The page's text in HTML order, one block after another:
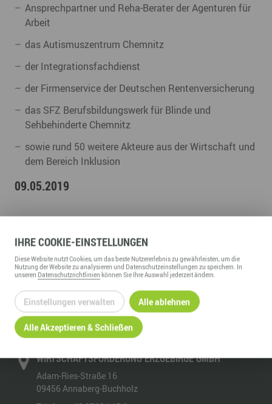
Ansprechpartner und Reha-Berater der Agenturen für
Arbeit
das Autismuszentrum Chemnitz
der Integrationsfachdienst
der Firmenservice der Deutschen Rentenversicherung
das SFZ Berufsbildungswerk für Blinde und
Sehbehinderte Chemnitz
sowie rund 50 weitere Akteure aus der Wirtschaft und
dem Bereich Inklusion
09.05.2019
ZURÜCK ZUR ÜBERSICHT
WIRTSCHAFTSFÖRDERUNG ERZGEBIRGE GMBH
Adam-Ries-Straße 16
09456 Annaberg-Buchholz
IHRECOOKIE-EINSTELLUNGEN
DieseWebsitenutzt Cookies, um das beste Nutzererlebnis zu gewährleisten, um die
Nutzung derWebsitezu analysieren und Datenschutzeinstellungen zu speichern. In
unseren Datenschutzrichtlinien können Sie Ihre Auswahl jederzeit ändern.
Einstellungen verwalten Alle ablehnen
Alle Akzeptieren & Schließen